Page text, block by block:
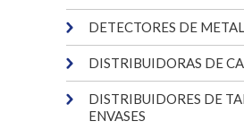
DETECTORES DE
DISTRIBUIDORAS DE
DISTRIBUIDORES DE
ENVASES